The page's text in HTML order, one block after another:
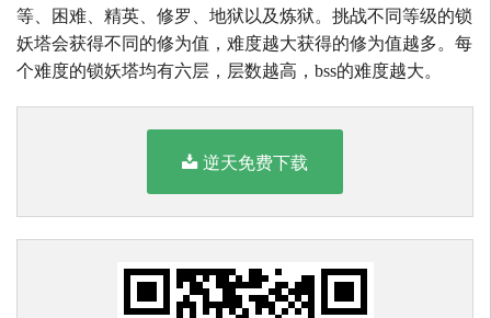
等、困难、精英、修罗、地狱以及炼狱。挑战不同等级的锁
妖塔会获得不同的修为值，难度越大获得的修为值越多。每
个难度的锁妖塔均有六层，层数越高，bss的难度越大。
逆天免费下载